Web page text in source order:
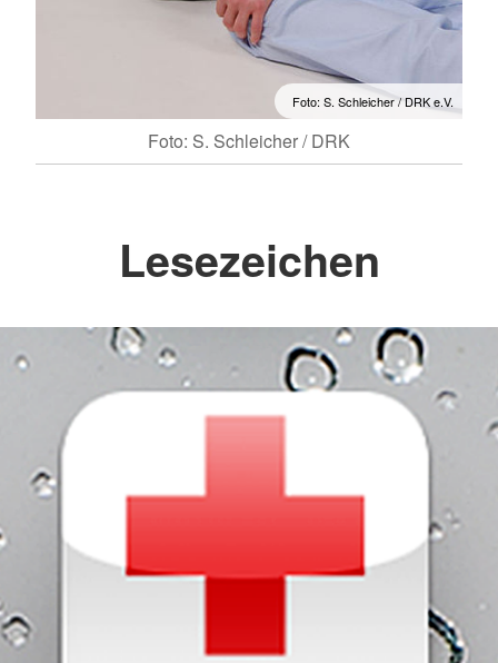
Foto: S. Schleicher / DRK e.V.
Foto: S. Schleicher / DRK
Lesezeichen